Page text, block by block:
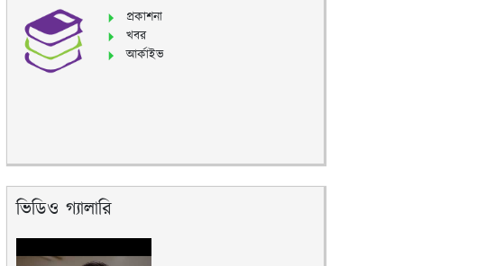
প্রকাশনা
খবর
আর্কাইভ
ভিডিও গ্যালারি